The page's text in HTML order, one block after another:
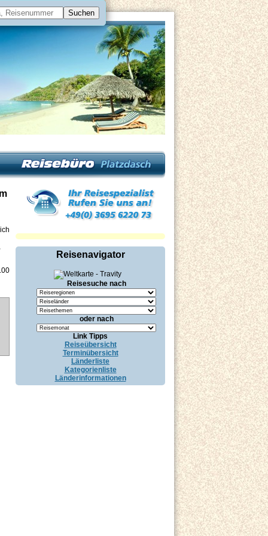
Reisenavigator
Reisesuche nach
oder nach
Link Tipps
Reiseübersicht
Terminübersicht
Länderliste
Kategorienliste
Länderinformationen